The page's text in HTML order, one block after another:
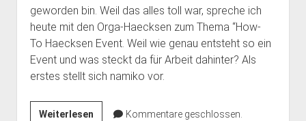
geworden bin. Weil das alles toll war, spreche ich
heute mit den Orga-Haecksen zum Thema “How-
To Haecksen Event. Weil wie genau entsteht so ein
Event und was steckt da für Arbeit dahinter? Als
erstes stellt sich namiko vor.
Weiterlesenhckn009:Kommentare geschlossen.